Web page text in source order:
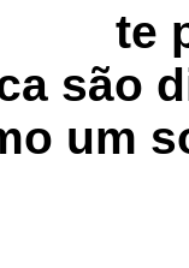
te
são
um